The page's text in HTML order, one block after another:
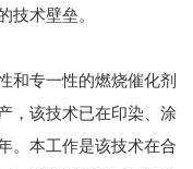
技术壁垒。
专一性的燃烧催化剂
，该技术已在印染、涂
。本工作是该技术在合